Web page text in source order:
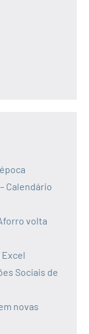
Calendário
volta
Sociais de
novas